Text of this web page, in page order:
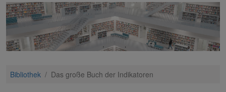
Bibliothek / Das große Buch der Indikatoren